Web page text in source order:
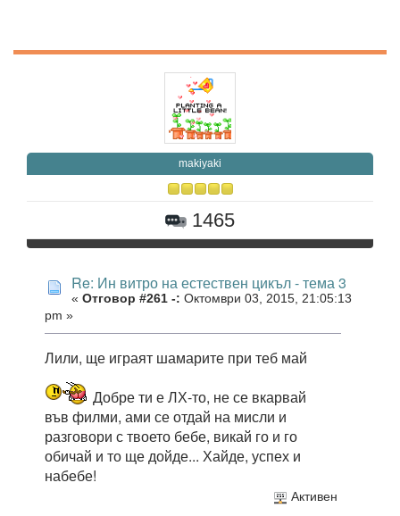
makiyaki
1465
Re: Ин витро на естествен цикъл - тема 3
« Отговор #261 -: Октомври 03, 2015, 21:05:13
pm »
Лили, ще играят шамарите при теб май
Добре ти е ЛХ-то, не се вкарвай
във филми, ами се отдай на мисли и
разговори с твоето бебе, викай го и го
обичай и то ще дойде... Хайде, успех и
набебе!
Активен